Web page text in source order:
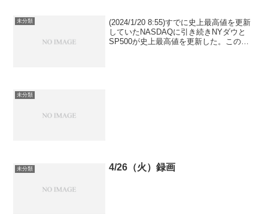
聞く必要はどこにもないし, 韓国人特有
の平べったい...
未分類
(2024/1/20 8:55)すでに史上最高値を更新
していたNASDAQに引き続きNYダウと
SP500が史上最高値を更新した。この影
未分類
未分類 4/26（火）録画